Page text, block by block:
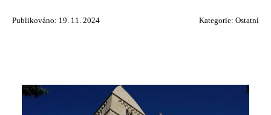
Publikováno: 19. 11. 2024 Kategorie: Ostatní